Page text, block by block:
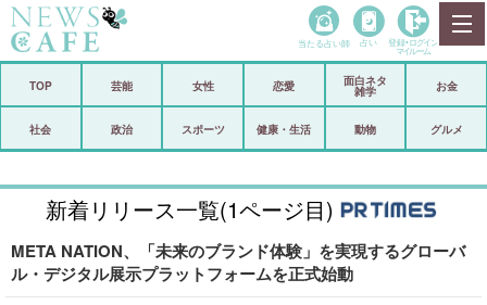
政治
芸能 スポーツ
恋愛 ビックリ
コメントポスト アリ／ナシ
当たる占い師 占い 登録• ログイン
マイルーム
TOP 芸能 女性 恋愛
面白ネタ
雑学
お金
社会 政治 スポーツ 健康・生活 動物 グルメ
新着リリース一覧(1ページ目)
META NATION、「未来のブランド体験」を実現するグローバ
ル・デジタル展示プラットフォームを正式始動